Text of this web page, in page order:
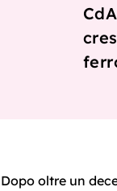
Dopo oltre un